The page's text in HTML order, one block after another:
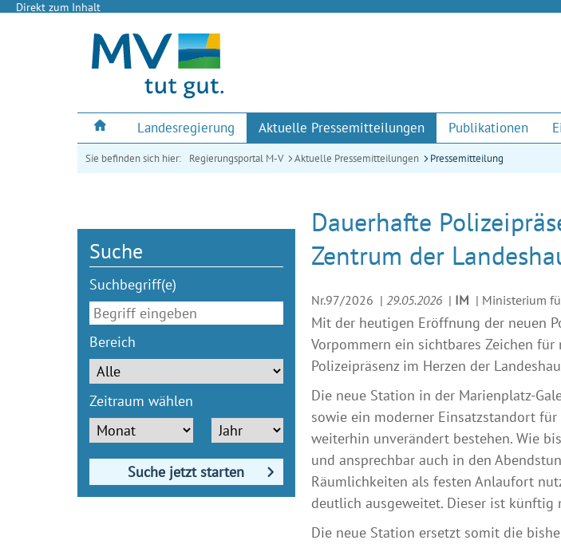
Direkt zum Inhalt
Landesregierung Aktuelle Pressemitteilungen Publikationen
Sie befinden sich hier: Regierungsportal M-V Aktuelle Pressemitteilungen Pressemitteilung
Suche
Suchbegriff(e)
Bereich
Zeitraum wählen
Suche jetzt starten
Dauerhafte
Zentrum der
Nr.97/2026 | 29.05.2026 | IM | Ministerium
Mit der heutigen Eröffnung der neuen
Vorpommern ein sichtbares Zeichen
Polizeipräsenz im Herzen der
Die neue Station in der Marienplatz-
sowie ein moderner Einsatzstandort
weiterhin unverändert bestehen. Wie
und ansprechbar auch in den
Räumlichkeiten als festen Anlaufort
deutlich ausgeweitet. Dieser ist künftig
Die neue Station ersetzt somit die